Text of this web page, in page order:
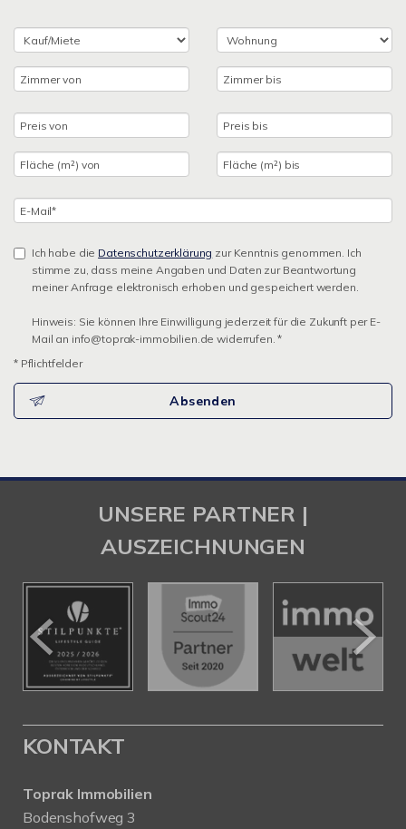
Ich habe die Datenschutzerklärung zur Kenntnis genommen. Ich
stimme zu, dass meine Angaben und Daten zur Beantwortung
meiner Anfrage elektronisch erhoben und gespeichert werden.
Hinweis: Sie können Ihre Einwilligung jederzeit für die Zukunft per E-
Mail an info@toprak-immobilien.de widerrufen. *
* Pflichtfelder
Absenden
UNSERE PARTNER |
AUSZEICHNUNGEN
KONTAKT
Toprak Immobilien
Bodenshofweg 3